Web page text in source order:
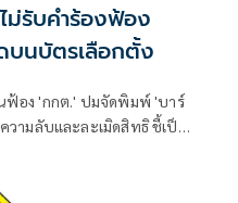
รับคำร้องฟ้อง
นบัตรเลือกตั้ง
ฟ้อง 'กกต.' ปมจัดพิมพ์ 'บาร์
วามลับและละเมิดสิทธิ ชี้เป็น